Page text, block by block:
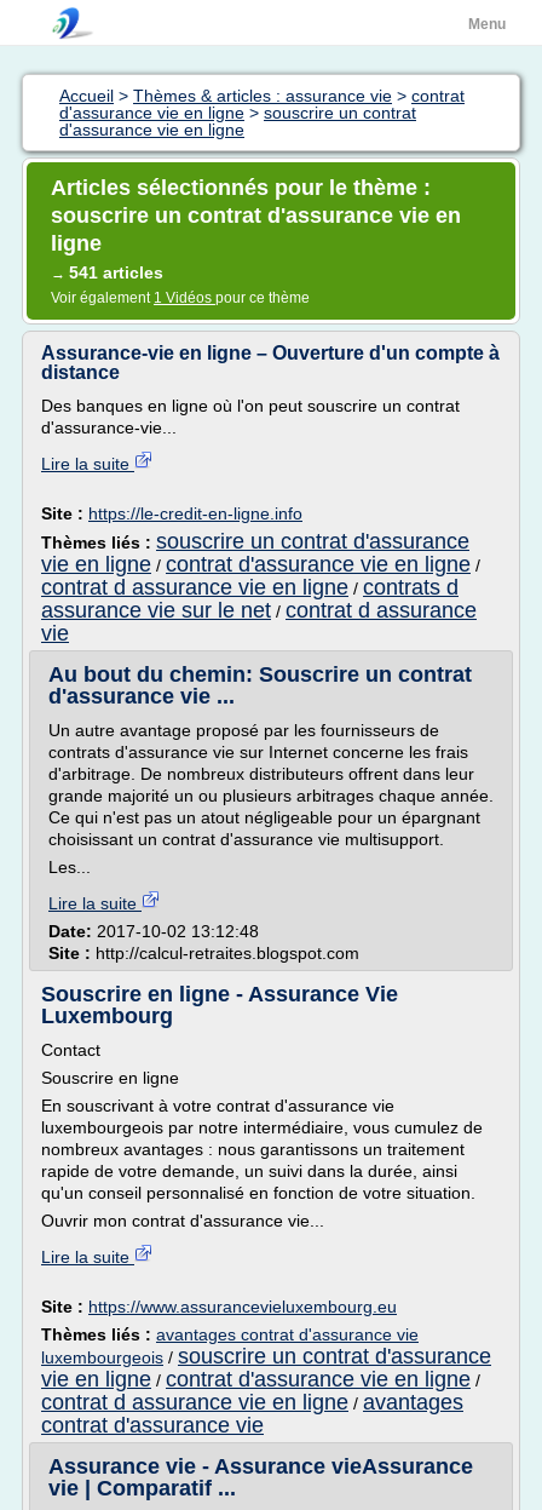
Menu
Accueil > Thèmes & articles : assurance vie > contrat
d'assurance vie en ligne > souscrire un contrat
d'assurance vie en ligne
Articles sélectionnés pour le thème :
souscrire un contrat d'assurance vie en
ligne
→ 541 articles
Voir également 1 Vidéos pour ce thème
Assurance-vie en ligne – Ouverture d'un compte à
distance
Des banques en ligne où l'on peut souscrire un contrat
d'assurance-vie...
Lire la suite
Site : https://le-credit-en-ligne.info
Thèmes liés : souscrire un contrat d'assurance
vie en ligne / contrat d'assurance vie en ligne /
contrat d assurance vie en ligne / contrats d
assurance vie sur le net / contrat d assurance
vie
Au bout du chemin: Souscrire un contrat
d'assurance vie ...
Un autre avantage proposé par les fournisseurs de
contrats d'assurance vie sur Internet concerne les frais
d'arbitrage. De nombreux distributeurs offrent dans leur
grande majorité un ou plusieurs arbitrages chaque année.
Ce qui n'est pas un atout négligeable pour un épargnant
choisissant un contrat d'assurance vie multisupport.
Les...
Lire la suite
Date: 2017-10-02 13:12:48
Site : http://calcul-retraites.blogspot.com
Souscrire en ligne - Assurance Vie
Luxembourg
Contact
Souscrire en ligne
En souscrivant à votre contrat d'assurance vie
luxembourgeois par notre intermédiaire, vous cumulez de
nombreux avantages : nous garantissons un traitement
rapide de votre demande, un suivi dans la durée, ainsi
qu'un conseil personnalisé en fonction de votre situation.
Ouvrir mon contrat d'assurance vie...
Lire la suite
Site : https://www.assurancevieluxembourg.eu
Thèmes liés : avantages contrat d'assurance vie
luxembourgeois / souscrire un contrat d'assurance
vie en ligne / contrat d'assurance vie en ligne /
contrat d assurance vie en ligne / avantages
contrat d'assurance vie
Assurance vie - Assurance vieAssurance
vie | Comparatif ...